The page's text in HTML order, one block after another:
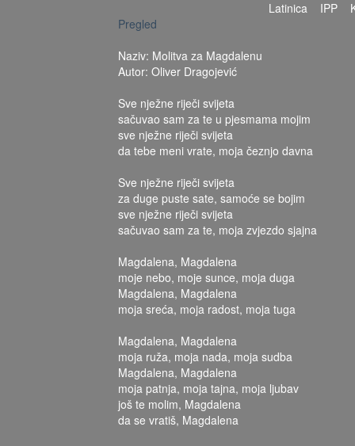
Latinica IPP
Pregled
Naziv: Molitva za Magdalenu
Autor: Oliver Dragojević
Sve nježne riječi svijeta
sačuvao sam za te u pjesmama mojim
sve nježne riječi svijeta
da tebe meni vrate, moja čeznjo davna
Sve nježne riječi svijeta
za duge puste sate, samoće se bojim
sve nježne riječi svijeta
sačuvao sam za te, moja zvjezdo sjajna
Magdalena, Magdalena
moje nebo, moje sunce, moja duga
Magdalena, Magdalena
moja sreća, moja radost, moja tuga
Magdalena, Magdalena
moja ruža, moja nada, moja sudba
Magdalena, Magdalena
moja patnja, moja tajna, moja ljubav
još te molim, Magdalena
da se vratiš, Magdalena